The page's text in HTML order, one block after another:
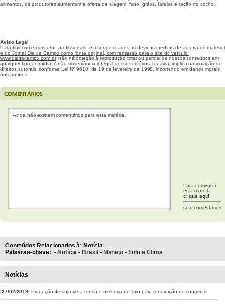
alimentos, os produtores aumentam a oferta de silagem, feno, grãos, farelos e ração no cocho.
Aviso Legal
Para fins comerciais e/ou profissionais, em sendo citados os devidos créditos de autoria do material
e do Jornal Dia de Campo como fonte original, com remissão para o site do veículo:
www.diadecampo.com.br, não há objeção à reprodução total ou parcial de nossos conteúdos em
qualquer tipo de mídia. A não observância integral desses critérios, todavia, implica na violação de
direitos autorais, conforme Lei Nº 9610, de 19 de fevereiro de 1998, incorrendo em danos morais
aos autores.
Ainda não existem comentários para esta matéria.
Para comentar
esta matéria
clique aqui
sem comentários
Conteúdos Relacionados à: Notícia
Palavras-chave: • Notícia • Brasil • Manejo • Solo e Clima
Notícias
|27/02/2019| Produção de soja gera renda e melhoria no solo para renovação de canaviais